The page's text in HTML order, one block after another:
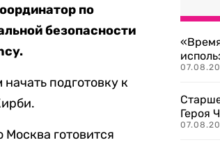
по
безопасности
подготовку к
Москва готовится
Героя